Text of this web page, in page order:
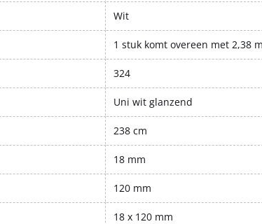
Wit
1 stuk komt overeen met 2,38 m
324
Uni wit glanzend
238 cm
18 mm
120 mm
18 x 120 mm